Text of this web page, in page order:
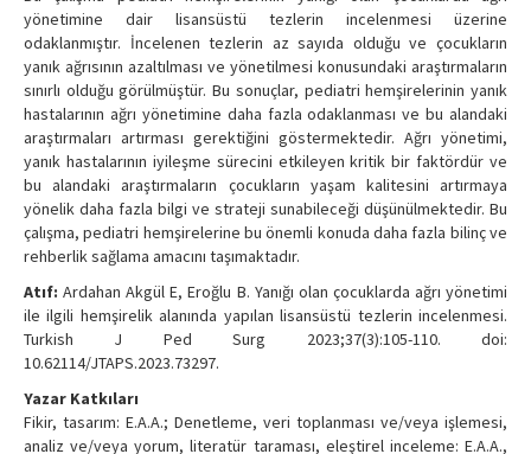
yönetimine dair lisansüstü tezlerin incelenmesi üzerine
odaklanmıştır. İncelenen tezlerin az sayıda olduğu ve çocukların
yanık ağrısının azaltılması ve yönetilmesi konusundaki araştırmaların
sınırlı olduğu görülmüştür. Bu sonuçlar, pediatri hemşirelerinin yanık
hastalarının ağrı yönetimine daha fazla odaklanması ve bu alandaki
araştırmaları artırması gerektiğini göstermektedir. Ağrı yönetimi,
yanık hastalarının iyileşme sürecini etkileyen kritik bir faktördür ve
bu alandaki araştırmaların çocukların yaşam kalitesini artırmaya
yönelik daha fazla bilgi ve strateji sunabileceği düşünülmektedir. Bu
çalışma, pediatri hemşirelerine bu önemli konuda daha fazla bilinç ve
rehberlik sağlama amacını taşımaktadır.
Atıf: Ardahan Akgül E, Eroğlu B. Yanığı olan çocuklarda ağrı yönetimi
ile ilgili hemşirelik alanında yapılan lisansüstü tezlerin incelenmesi.
Turkish J Ped Surg 2023;37(3):105-110. doi:
10.62114/JTAPS.2023.73297.
Yazar Katkıları
Fikir, tasarım: E.A.A.; Denetleme, veri toplanması ve/veya işlemesi,
analiz ve/veya yorum, literatür taraması, eleştirel inceleme: E.A.A.,